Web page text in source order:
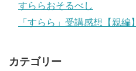
すららおそるべし
「すらら」受講感想【親編】
カテゴリー